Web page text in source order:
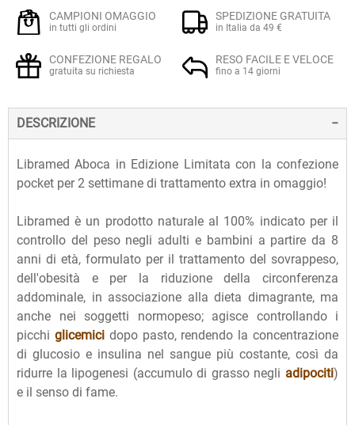
CAMPIONI OMAGGIO
in tutti gli ordini
SPEDIZIONE GRATUITA
in Italia da 49 €
CONFEZIONE REGALO
gratuita su richiesta
RESO FACILE E VELOCE
fino a 14 giorni
DESCRIZIONE
Libramed Aboca in Edizione Limitata con la confezione
pocket per 2 settimane di trattamento extra in omaggio!
Libramed è un prodotto naturale al 100% indicato per il
controllo del peso negli adulti e bambini a partire da 8
anni di età, formulato per il trattamento del sovrappeso,
dell'obesità e per la riduzione della circonferenza
addominale, in associazione alla dieta dimagrante, ma
anche nei soggetti normopeso; agisce controllando i
picchi glicemicidopo pasto, rendendo la concentrazione
di glucosio e insulina nel sangue più costante, così da
ridurre la lipogenesi (accumulo di grasso negli adipociti)
e il senso di fame.